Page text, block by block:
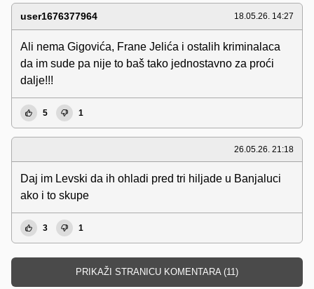
user1676377964 18.05.26. 14:27
Ali nema Gigovića, Frane Jelića i ostalih kriminalaca
da im sude pa nije to baš tako jednostavno za proći
dalje!!!
5 1
26.05.26. 21:18
Daj im Levski da ih ohladi pred tri hiljade u Banjaluci
ako i to skupe
3 1
PRIKAŽI STRANICU KOMENTARA (11)